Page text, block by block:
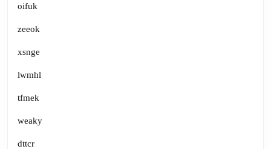
oifuk
zeeok
xsnge
lwmhl
tfmek
weaky
dttcr